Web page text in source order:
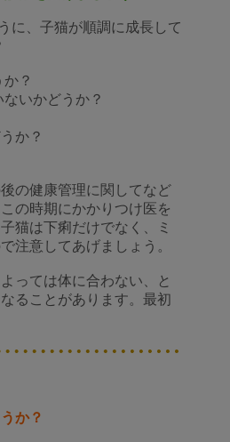
に、子猫が順調に成長して
？
いかどうか？
か？
の健康管理に関してなど
の時期にかかりつけ医を
猫は下痢だけでなく、ミ
注意してあげましょう。
っては体に合わない、と
ることがあります。最初
か？